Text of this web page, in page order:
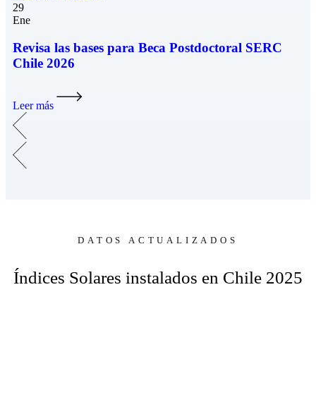
29
Ene
Revisa las bases para Beca Postdoctoral SERC
Chile 2026
Leer más
DATOS ACTUALIZADOS
Índices Solares instalados en Chile 2025